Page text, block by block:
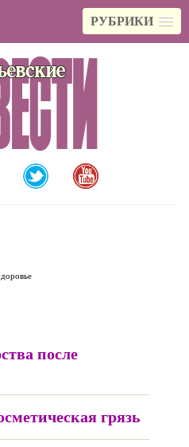
РУБРИКИ
после
грязь